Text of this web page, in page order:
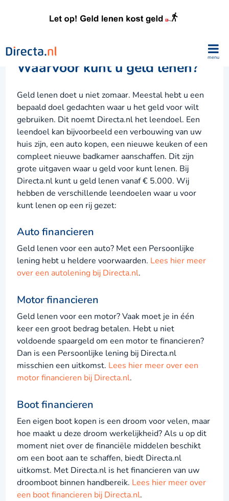
menu
Waarvoor kunt u geld lenen?
Geld lenen doet u niet zomaar. Meestal hebt u een
bepaald doel gedachten waar u het geld voor wilt
gebruiken. Dit noemt Directa.nl het leendoel. Een
leendoel kan bijvoorbeeld een verbouwing van uw
huis zijn, een auto kopen, een nieuwe keuken of een
compleet nieuwe badkamer aanschaffen. Dit zijn
grote uitgaven waar u geld voor kunt lenen. Bij
Directa.nl kunt u geld lenen vanaf € 5.000. Wij
hebben de verschillende leendoelen waar u voor
kunt lenen op een rij gezet:
Auto financieren
Geld lenen voor een auto? Met een Persoonlijke
lening hebt u heldere voorwaarden. Lees hier meer
over een autolening bij Directa.nl.
Motor financieren
Geld lenen voor een motor? Vaak moet je in één
keer een groot bedrag betalen. Hebt u niet
voldoende spaargeld om een motor te financieren?
Dan is een Persoonlijke lening bij Directa.nl
misschien een uitkomst. Lees hier meer over een
motor financieren bij Directa.nl.
Boot financieren
Een eigen boot kopen is een droom voor velen, maar
hoe maakt u deze droom werkelijkheid? Als u op dit
moment niet over de financiële middelen beschikt
om een boot aan te schaffen, biedt Directa.nl
uitkomst. Met Directa.nl is het financieren van uw
droomboot binnen handbereik. Lees hier meer over
een boot financieren bij Directa.nl.